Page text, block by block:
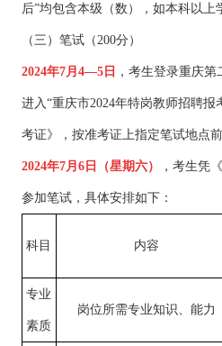
后”均包含本级（数），如本科以上
（三）笔试（200分）
2024年7月4—5日 ，考生登录重庆
进入“重庆市2024年特岗教师招聘
考证》，按准考证上指定笔试地点前
2024年7月6日（星期六） ，考生凭
参加笔试，具体安排如下：
科目 内容
专业
素质
岗位所需专业知识、能力